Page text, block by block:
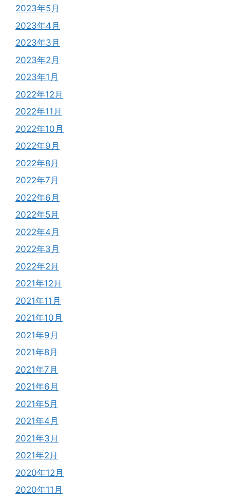
2023年5月
2023年4月
2023年3月
2023年2月
2023年1月
2022年12月
2022年11月
2022年10月
2022年9月
2022年8月
2022年7月
2022年6月
2022年5月
2022年4月
2022年3月
2022年2月
2021年12月
2021年11月
2021年10月
2021年9月
2021年8月
2021年7月
2021年6月
2021年5月
2021年4月
2021年3月
2021年2月
2020年12月
2020年11月